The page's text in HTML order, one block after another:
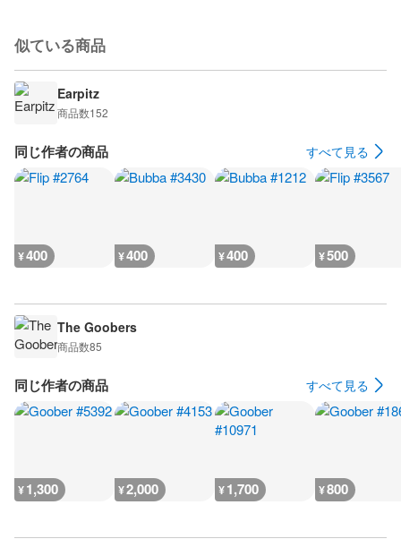
似ている商品
Earpitz
商品数152
同じ作者の商品 すべて見る
¥400 ¥400 ¥400 ¥500
The Goobers
商品数85
同じ作者の商品 すべて見る
¥1,300 ¥2,000 ¥1,700 ¥800